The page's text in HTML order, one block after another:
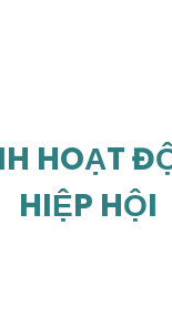
HOẠT
HIỆP HỘI